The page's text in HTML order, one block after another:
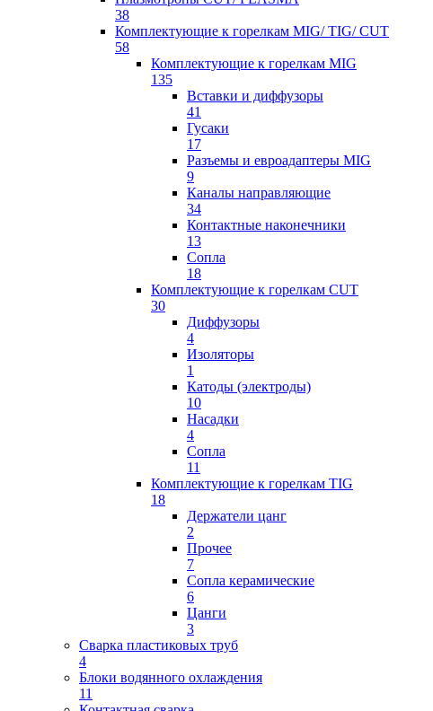
38
Комплектующие к горелкам MIG/ TIG/ CUT
58
Комплектующие к горелкам MIG
135
Вставки и диффузоры
41
Гусаки
17
Разъемы и евроадаптеры MIG
9
Каналы направляющие
34
Контактные наконечники
13
Сопла
18
Комплектующие к горелкам CUT
30
Диффузоры
4
Изоляторы
1
Катоды (электроды)
10
Насадки
4
Сопла
11
Комплектующие к горелкам TIG
18
Держатели цанг
2
Прочее
7
Сопла керамические
6
Цанги
3
Сварка пластиковых труб
4
Блоки водянного охлаждения
11